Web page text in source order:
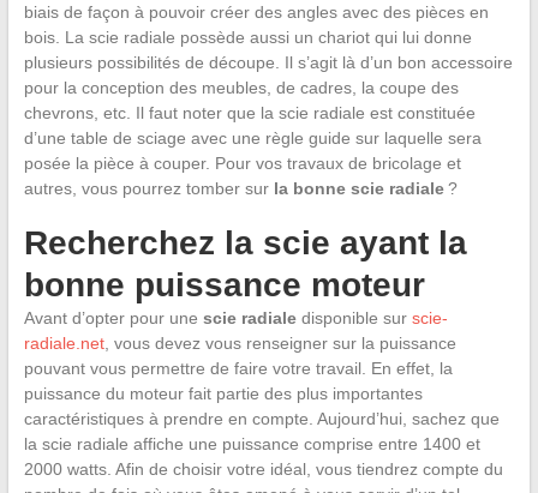
biais de façon à pouvoir créer des angles avec des pièces en
bois. La scie radiale possède aussi un chariot qui lui donne
plusieurs possibilités de découpe. Il s’agit là d’un bon accessoire
pour la conception des meubles, de cadres, la coupe des
chevrons, etc. Il faut noter que la scie radiale est constituée
d’une table de sciage avec une règle guide sur laquelle sera
posée la pièce à couper. Pour vos travaux de bricolage et
autres, vous pourrez tomber sur la bonne scie radiale?
Recherchez la scie ayant la
bonne puissance moteur
Avant d’opter pour une scie radialedisponible sur scie-
radiale.net, vous devez vous renseigner sur la puissance
pouvant vous permettre de faire votre travail. En effet, la
puissance du moteur fait partie des plus importantes
caractéristiques à prendre en compte. Aujourd’hui, sachez que
la scie radiale affiche une puissance comprise entre 1400 et
2000 watts. Afin de choisir votre idéal, vous tiendrez compte du